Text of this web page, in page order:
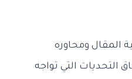
المقال ومحاوره
التي تواجه